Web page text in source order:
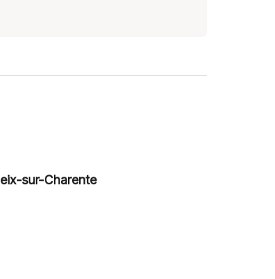
sur-Charente